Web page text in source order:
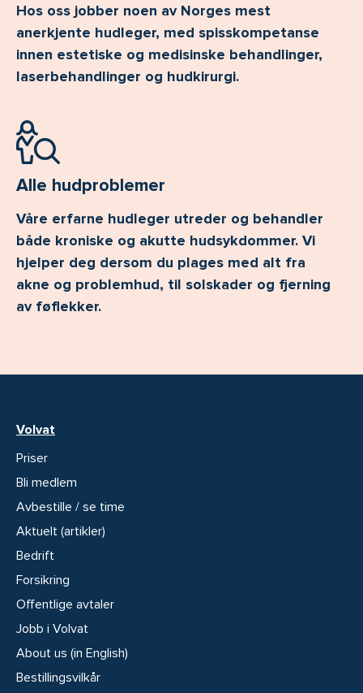
Hos oss jobber noen av Norges mest
anerkjente hudleger, med spisskompetanse
innen estetiske og medisinske behandlinger,
laserbehandlinger og hudkirurgi.
Alle hudproblemer
Våre erfarne hudleger utreder og behandler
både kroniske og akutte hudsykdommer. Vi
hjelper deg dersom du plages med alt fra
akne og problemhud, til solskader og fjerning
av føflekker.
Volvat
Priser
Bli medlem
Avbestille / se time
Aktuelt (artikler)
Bedrift
Forsikring
Offentlige avtaler
Jobb i Volvat
About us (in English)
Bestillingsvilkår